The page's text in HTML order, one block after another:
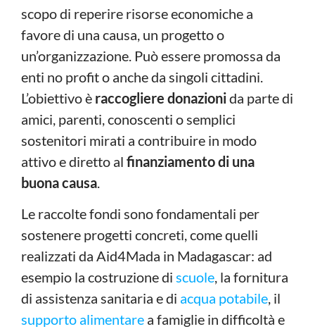
scopo di reperire risorse economiche a
favore di una causa, un progetto o
un’organizzazione. Può essere promossa da
enti no profit o anche da singoli cittadini.
L’obiettivo è raccogliere donazionida parte di
amici, parenti, conoscenti o semplici
sostenitori mirati a contribuire in modo
attivo e diretto al finanziamento di una
buona causa.
Le raccolte fondi sono fondamentali per
sostenere progetti concreti, come quelli
realizzati da Aid4Mada in Madagascar: ad
esempio la costruzione di scuole, la fornitura
di assistenza sanitaria e di acqua potabile, il
supporto alimentare a famiglie in difficoltà e